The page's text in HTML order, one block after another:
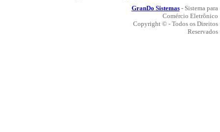
GranDo Sistemas- Sistema para
Comércio Eletrônico
Copyright © - Todos os Direitos
Reservados